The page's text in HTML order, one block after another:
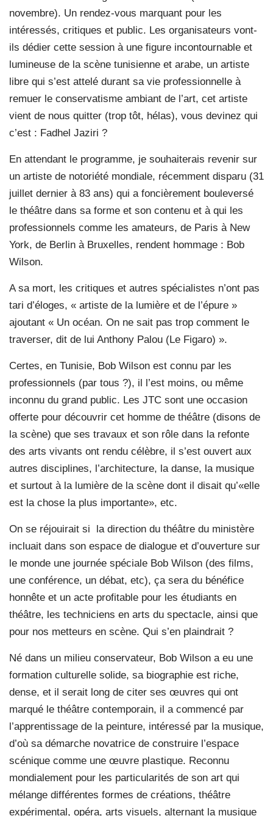
novembre). Un rendez-vous marquant pour les
intéressés, critiques et public. Les organisateurs vont-
ils dédier cette session à une figure incontournable et
lumineuse de la scène tunisienne et arabe, un artiste
libre qui s’est attelé durant sa vie professionnelle à
remuer le conservatisme ambiant de l’art, cet artiste
vient de nous quitter (trop tôt, hélas), vous devinez qui
c’est : Fadhel Jaziri ?
En attendant le programme, je souhaiterais revenir sur
un artiste de notoriété mondiale, récemment disparu (31
juillet dernier à 83 ans) qui a foncièrement bouleversé
le théâtre dans sa forme et son contenu et à qui les
professionnels comme les amateurs, de Paris à New
York, de Berlin à Bruxelles, rendent hommage : Bob
Wilson.
A sa mort, les critiques et autres spécialistes n’ont pas
tari d’éloges, « artiste de la lumière et de l’épure »
ajoutant « Un océan. On ne sait pas trop comment le
traverser, dit de lui Anthony Palou (Le Figaro) ».
Certes, en Tunisie, Bob Wilson est connu par les
professionnels (par tous ?), il l’est moins, ou même
inconnu du grand public. Les JTC sont une occasion
offerte pour découvrir cet homme de théâtre (disons de
la scène) que ses travaux et son rôle dans la refonte
des arts vivants ont rendu célèbre, il s’est ouvert aux
autres disciplines, l’architecture, la danse, la musique
et surtout à la lumière de la scène dont il disait qu’«elle
est la chose la plus importante», etc.
On se réjouirait si
la direction du théâtre du ministère
incluait dans son espace de dialogue et d’ouverture sur
le monde une journée spéciale Bob Wilson (des films,
une conférence, un débat, etc), ça sera du bénéfice
honnête et un acte profitable pour les étudiants en
théâtre, les techniciens en arts du spectacle, ainsi que
pour nos metteurs en scène. Qui s’en plaindrait ?
Né dans un milieu conservateur, Bob Wilson a eu une
formation culturelle solide, sa biographie est riche,
dense, et il serait long de citer ses œuvres qui ont
marqué le théâtre contemporain, il a commencé par
l’apprentissage de la peinture, intéressé par la musique,
d’où sa démarche novatrice de construire l’espace
scénique comme une œuvre plastique. Reconnu
mondialement pour les particularités de son art qui
mélange différentes formes de créations, théâtre
expérimental, opéra, arts visuels, alternant la musique